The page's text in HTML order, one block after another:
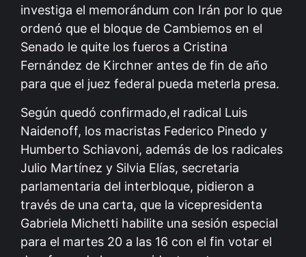
investiga el memorándum con Irán por lo que
ordenó que el bloque de Cambiemos en el
Senado le quite los fueros a Cristina
Fernández de Kirchner antes de fin de año
para que el juez federal pueda meterla presa.
Según quedó confirmado,el radical Luis
Naidenoff, los macristas Federico Pinedo y
Humberto Schiavoni, además de los radicales
Julio Martínez y Silvia Elías, secretaria
parlamentaria del interbloque, pidieron a
través de una carta, que la vicepresidenta
Gabriela Michetti habilite una sesión especial
para el martes 20 a las 16 con el fin votar el